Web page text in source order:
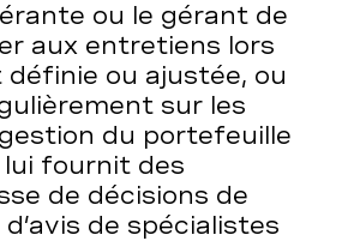
ou le gérant de
aux entretiens lors
ou ajustée, ou
sur les
du portefeuille
fournit des
de décisions de
de spécialistes